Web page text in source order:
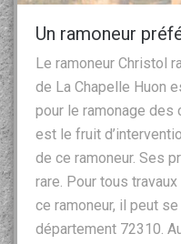
Un ramoneur
Le ramoneur Christol
de La Chapelle Huon
pour le ramonage des
est le fruit
de ce ramoneur. Ses
rare. Pour tous
ce ramoneur, il peut
département 72310.